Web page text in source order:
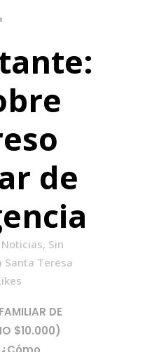
de
Noticias, Sin
Santa Teresa
DE
$10.000)